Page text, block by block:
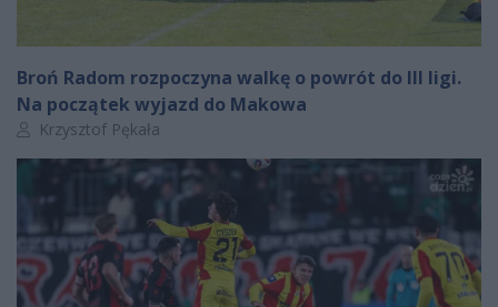
Broń Radom rozpoczyna walkę o powrót do III ligi.
Na początek wyjazd do Makowa
Autor artykułu:
Krzysztof Pękała